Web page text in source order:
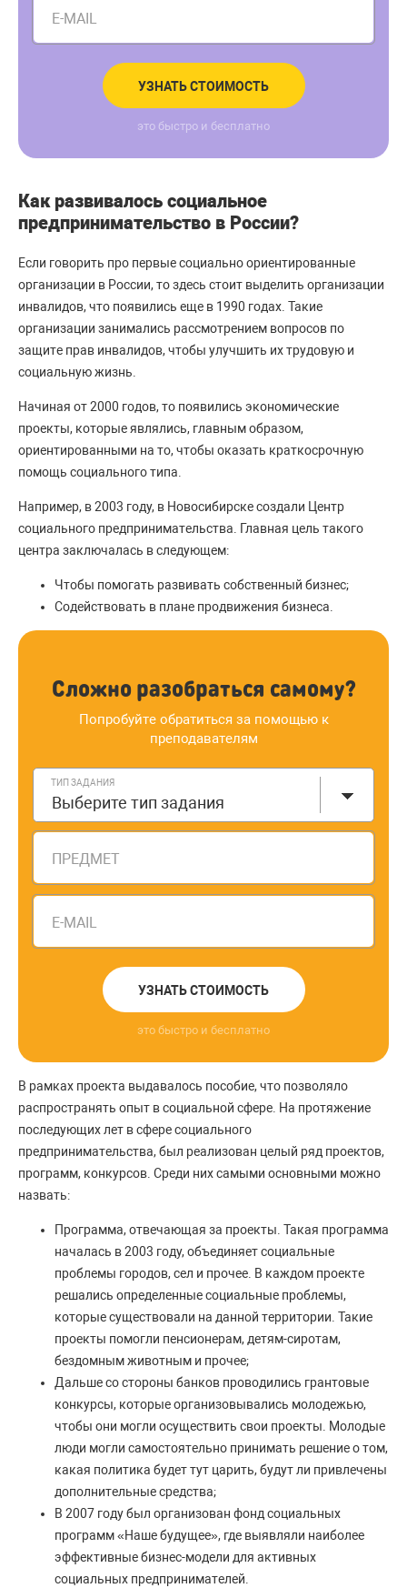
E-MAIL
УЗНАТЬ СТОИМОСТЬ
это быстро и бесплатно
Как развивалось социальное
предпринимательство в России?
Если говорить про первые социально ориентированные
организации в России, то здесь стоит выделить организации
инвалидов, что появились еще в 1990 годах. Такие
организации занимались рассмотрением вопросов по
защите прав инвалидов, чтобы улучшить их трудовую и
социальную жизнь.
Начиная от 2000 годов, то появились экономические
проекты, которые являлись, главным образом,
ориентированными на то, чтобы оказать краткосрочную
помощь социального типа.
Например, в 2003 году, в Новосибирске создали Центр
социального предпринимательства. Главная цель такого
центра заключалась в следующем:
Чтобы помогать развивать собственный бизнес;
Содействовать в плане продвижения бизнеса.
Сложно разобраться самому?
Попробуйте обратиться за помощью к
преподавателям
ТИП ЗАДАНИЯ
Выберите тип задания
ПРЕДМЕТ
E-MAIL
УЗНАТЬ СТОИМОСТЬ
это быстро и бесплатно
В рамках проекта выдавалось пособие, что позволяло
распространять опыт в социальной сфере. На протяжение
последующих лет в сфере социального
предпринимательства, был реализован целый ряд проектов,
программ, конкурсов. Среди них самыми основными можно
назвать:
Программа, отвечающая за проекты. Такая программа
началась в 2003 году, объединяет социальные
проблемы городов, сел и прочее. В каждом проекте
решались определенные социальные проблемы,
которые существовали на данной территории. Такие
проекты помогли пенсионерам, детям-сиротам,
бездомным животным и прочее;
Дальше со стороны банков проводились грантовые
конкурсы, которые организовывались молодежью,
чтобы они могли осуществить свои проекты. Молодые
люди могли самостоятельно принимать решение о том,
какая политика будет тут царить, будут ли привлечены
дополнительные средства;
В 2007 году был организован фонд социальных
программ «Наше будущее», где выявляли наиболее
эффективные бизнес-модели для активных
социальных предпринимателей.